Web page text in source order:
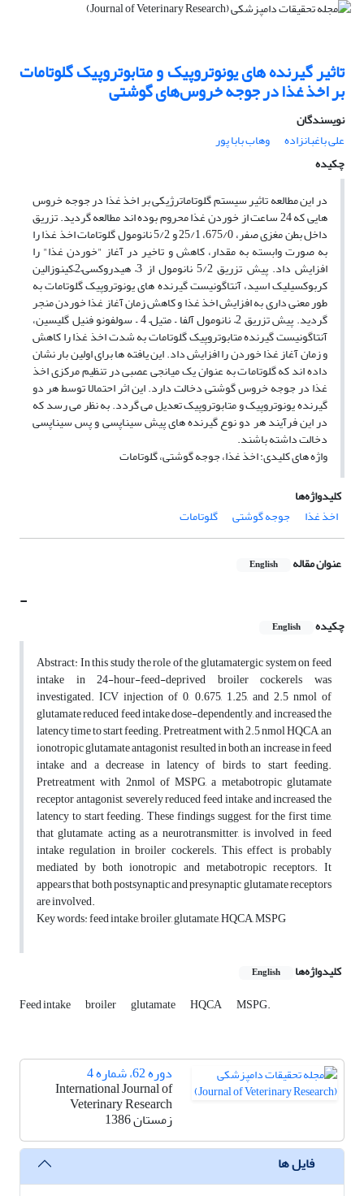
تاثیر گیرنده های یونوتروپیک و متابوتروپیک گلوتامات
بر اخذ غذا در جوجه خروس‌های گوشتی
نویسندگان
علی باغبانزاده
وهاب بابا پور
چکیده
در این مطالعه تاثیر سیستم گلوتاماترژیکی بر اخذ غذا در جوجه خروس
هایی که 24 ساعت از خوردن غذا محروم بوده اند مطالعه گردید. تزریق
داخل بطن مغزی صفر، 675/0، 25/1 و 5/2 نانومول گلوتامات اخذ غذا را
به صورت وابسته به مقدار، کاهش و تاخیر در آغاز "خوردن غذا" را
افزایش داد. پیش تزریق 5/2 نانومول از 3– هیدروکسی–2–کینوزالین
کربوکسیلیک اسید، آنتاگونیست گیرنده های یونوتروپیک گلوتامات به
طور معنی داری به افزایش اخذ غذا و کاهش زمان آغاز غذا خوردن منجر
گردید. پیش تزریق 2– نانومول آلفا – متیل– 4 – سولفونو فنیل گلیسین،
آنتاگونیست گیرنده متابوتروپیک گلوتامات به شدت اخذ غذا را کاهش
و زمان آغاز غذا خوردن را افزایش داد. این یافته ها برای اولین بار نشان
داده اند که گلوتامات به عنوان یک میانجی عصبی در تنظیم مرکزی اخذ
غذا در جوجه خروس گوشتی دخالت دارد. این اثر احتمالا توسط هر دو
گیرنده یونوتروپیک و متابوتروپیک تعدیل می گردد. به نظر می رسد که
در این فرآیند هر دو نوع گیرنده های پیش سیناپسی و پس سیناپسی
دخالت داشته باشند. ‌ ‌
واژه های کلیدی: اخذ غذا، جوجه گوشتی، گلوتامات
کلیدواژه‌ها
اخذ غذا
جوجه گوشتی گلوتامات
عنوان مقاله English
-
چکیده English
Abstract: In this study the role of the glutamatergic system on feed
intake in 24-hour-feed-deprived broiler cockerels was
investigated. ICV injection of 0, 0.675, 1.25, and 2.5 nmol of
glutamate reduced feed intake dose-dependently, and increased the
latency time to start feeding. Pretreatment with 2.5 nmol HQCA, an
ionotropic glutamate antagonist resulted in both an increase in feed
intake and a decrease in latency of birds to start feeding.
Pretreatment with 2nmol of MSPG, a metabotropic glutamate
receptor antagonist, severely reduced feed intake and increased the
latency to start feeding. These findings suggest, for the first time,
that glutamate, acting as a neurotransmitter, is involved in feed
intake regulation in broiler cockerels. This effect is probably
mediated by both ionotropic and metabotropic receptors. It
appears that both postsynaptic and presynaptic glutamate receptors
are involved.
Key words: feed intake, broiler, glutamate, HQCA, MSPG
کلیدواژه‌ها English
Feed intake broiler glutamate HQCA MSPG.
دوره 62، شماره 4
International Journal of
Veterinary Research
زمستان 1386
فایل ها